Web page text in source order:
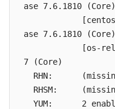
ase 7.6.1810 (Core)
ase 7.6.1810 (Core)
7 (Core)
  YUM:      2 enabled plugins: fastestmirror,